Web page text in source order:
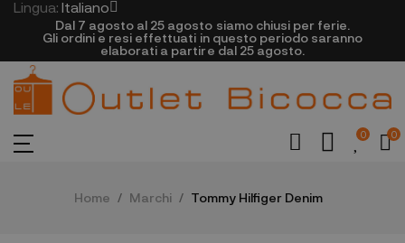
Lingua: Italiano
Dal 7 agosto al 25 agosto siamo chiusi per ferie.
Gli ordini e resi effettuati in questo periodo saranno
elaborati a partire dal 25 agosto.
0 0
Home Marchi Tommy Hilfiger Denim